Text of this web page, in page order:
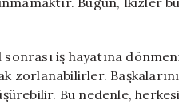
iş hayatına
zorlanabilirler.
Bu nedenle,